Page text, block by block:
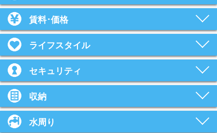
賃料･価格
ライフスタイル
セキュリティ
収納
水周り